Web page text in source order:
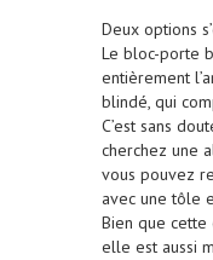
Deux options
Le bloc-porte
entièrement
blindé, qui
C’est sans
cherchez une
vous pouvez
avec une tôle
Bien que cette
elle est aussi